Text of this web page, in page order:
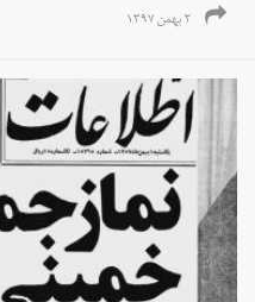
۲ بهمن ۱۳۹۷